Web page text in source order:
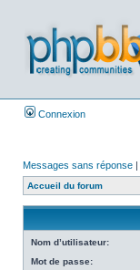
Connexion
Messages sans réponse |
Accueil du forum
Nom d’utilisateur:
Mot de passe: